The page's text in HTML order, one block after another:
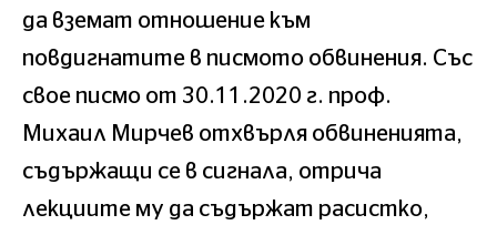
да вземат отношение към
повдигнатите в писмото обвинения. Със
свое писмо от 30.11.2020 г. проф.
Михаил Мирчев отхвърля обвиненията,
съдържащи се в сигнала, отрича
лекциите му да съдържат расистко,